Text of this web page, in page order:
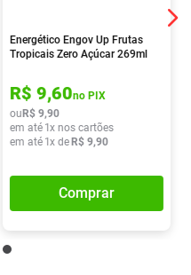
Energético Engov Up Frutas
Tropicais Zero Açúcar 269ml
R$ 9,60no PIX
ou R$ 9,90
em até 1x nos cartões
em até 1x de R$ 9,90
Comprar